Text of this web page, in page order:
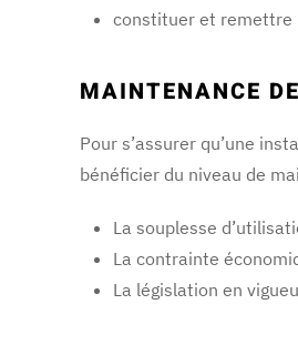
constituer et remettre
MAINTENANCE
Pour s’assurer qu’une
bénéficier du niveau de
La souplesse
La contrainte
La législation en